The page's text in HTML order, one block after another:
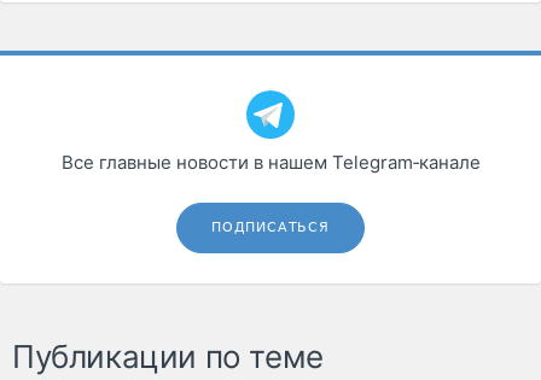
Все главные новости в нашем Telegram‑канале
ПОДПИСАТЬСЯ
Публикации по теме